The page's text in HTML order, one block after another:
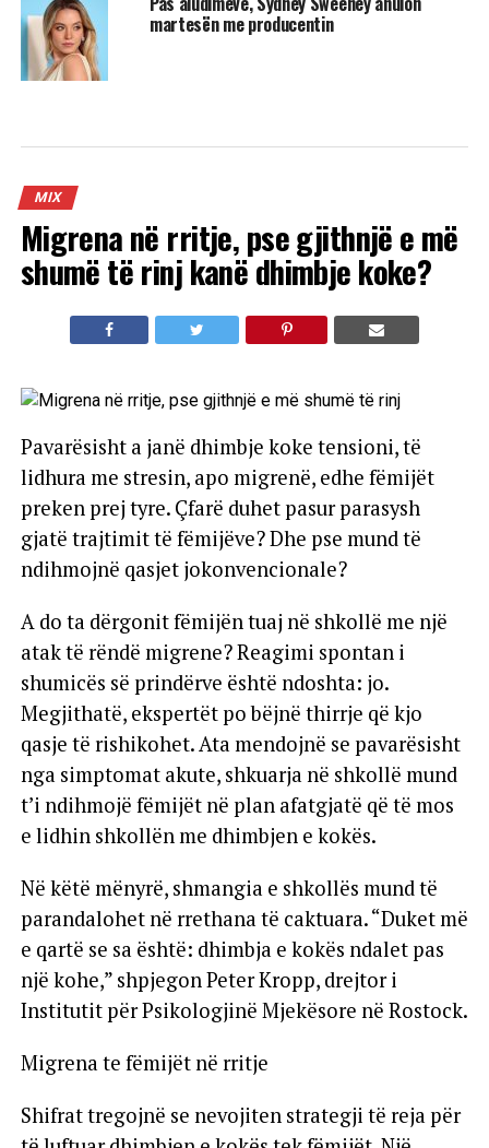
martesën me producentin
MIX
Migrena në rritje, pse gjithnjë e më
shumë të rinj kanë dhimbje koke?
Pavarësisht a janë dhimbje koke tensioni, të
lidhura me stresin, apo migrenë, edhe fëmijët
preken prej tyre. Çfarë duhet pasur parasysh
gjatë trajtimit të fëmijëve? Dhe pse mund të
ndihmojnë qasjet jokonvencionale?
A do ta dërgonit fëmijën tuaj në shkollë me një
atak të rëndë migrene? Reagimi spontan i
shumicës së prindërve është ndoshta: jo.
Megjithatë, ekspertët po bëjnë thirrje që kjo
qasje të rishikohet. Ata mendojnë se pavarësisht
nga simptomat akute, shkuarja në shkollë mund
t’i ndihmojë fëmijët në plan afatgjatë që të mos
e lidhin shkollën me dhimbjen e kokës.
Në këtë mënyrë, shmangia e shkollës mund të
parandalohet në rrethana të caktuara. “Duket më
e qartë se sa është: dhimbja e kokës ndalet pas
një kohe,” shpjegon Peter Kropp, drejtor i
Institutit për Psikologjinë Mjekësore në Rostock.
Migrena te fëmijët në rritje
Shifrat tregojnë se nevojiten strategji të reja për